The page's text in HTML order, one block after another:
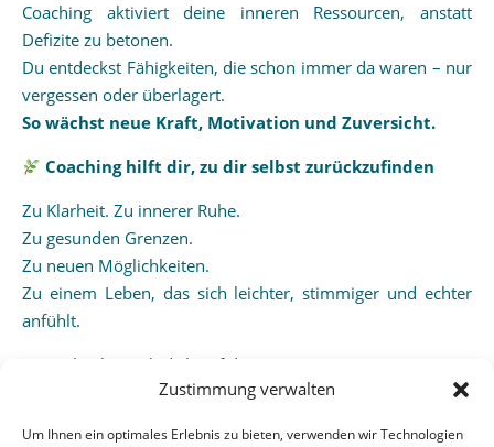
Zustimmung verwalten
Um Ihnen ein optimales Erlebnis zu bieten, verwenden wir Technologien
Coaching aktiviert deine inneren Ressourcen, anstatt
Defizite zu betonen.
Du entdeckst Fähigkeiten, die schon immer da waren – nur
vergessen oder überlagert.
So wächst neue Kraft, Motivation und Zuversicht.
Coaching hilft dir, zu dir selbst zurückzufinden
Zu Klarheit. Zu innerer Ruhe.
Zu gesunden Grenzen.
Zu neuen Möglichkeiten.
Zu einem Leben, das sich leichter, stimmiger und echter
anfühlt.
Gerne begleite ich dich auf diesem Weg.
Vereinbare jetzt dein kostenloses Kennenlerngespräch am